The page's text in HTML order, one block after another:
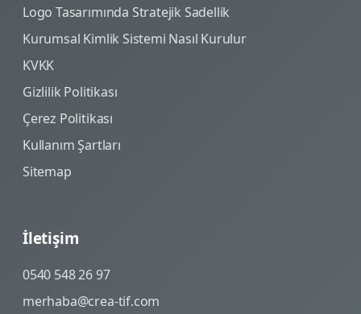
Logo Tasarımında Stratejik Sadellik
Kurumsal Kimlik Sistemi Nasıl Kurulur
KVKK
Gizlilik Politikası
Çerez Politikası
Kullanım Şartları
Sitemap
İletişim
0540 548 26 97
merhaba@crea-tif.com